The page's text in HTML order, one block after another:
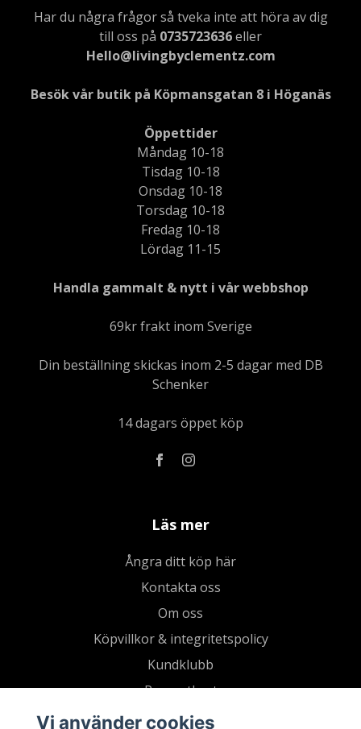
Har du några frågor så tveka inte att höra av dig
till oss på 0735723636eller
Hello@livingbyclementz.com
Besök vår butik på Köpmansgatan 8 i Höganäs
Öppettider
Måndag 10-18
Tisdag 10-18
Onsdag 10-18
Torsdag 10-18
Fredag 10-18
Lördag 11-15
Handla gammalt & nytt i vår webbshop
69kr frakt inom Sverige
Din beställning skickas inom 2-5 dagar med DB
Schenker
14 dagars öppet köp
Läs mer
Ångra ditt köp här
Kontakta oss
Om oss
Köpvillkor & integritetspolicy
Kundklubb
Presentkort
Vi använder cookies